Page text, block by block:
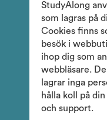
StudyAlong
som lagras på
Cookies finns
besök i
ihop dig som
webbläsare.
lagrar inga
hålla koll på
och support.